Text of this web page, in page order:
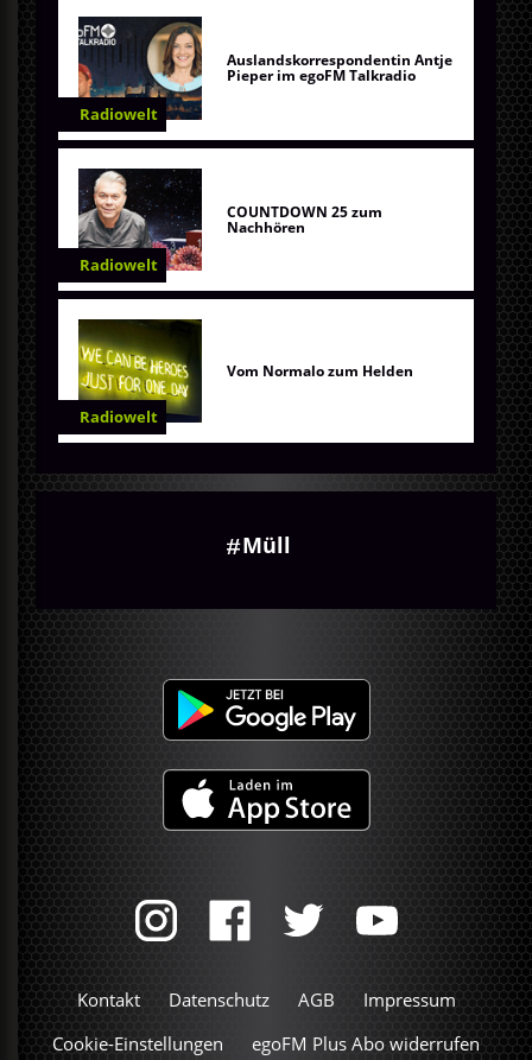
Radiowelt
Auslandskorrespondentin Antje
Pieper im egoFM Talkradio
Radiowelt
COUNTDOWN 25 zum
Nachhören
Radiowelt
Vom Normalo zum Helden
Müll
Kontakt Datenschutz AGB
Impressum
Cookie-Einstellungen
egoFM Plus Abo widerrufen